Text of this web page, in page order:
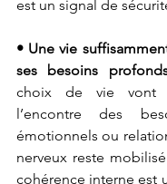
est un signal de
• Une vie
ses besoins
choix de vie vont
l’encontre des
émotionnels ou
nerveux reste
cohérence interne est